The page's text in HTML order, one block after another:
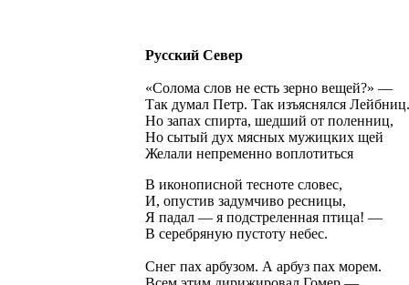
Русский Север
«Солома слов не есть зерно вещей?» —
Так думал Петр. Так изъяснялся Лейбниц.
Но запах спирта, шедший от поленниц,
Но сытый дух мясных мужицких щей
Желали непременно воплотиться
В иконописной тесноте словес,
И, опустив задумчиво ресницы,
Я падал — я подстреленная птица! —
В серебряную пустоту небес.
Снег пах арбузом. А арбуз пах морем.